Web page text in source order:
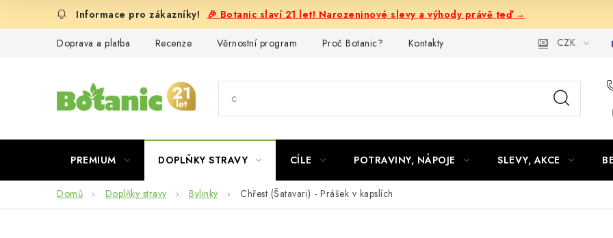
🎉 Botanic slaví 21 let! Narozeninové slevy a výhody právě teď →
Doprava a platba Recenze Věrnostní program Proč Botanic? Kontakty CZK
PREMIUM DOPLŇKY STRAVY CÍLE POTRAVINY, NÁPOJE SLEVY, AKCE
Domů Doplňky stravy Bylinky Chřest (Šatavari) - Prášek v kapslích